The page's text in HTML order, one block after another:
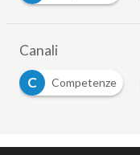
Canali
C
Competenze